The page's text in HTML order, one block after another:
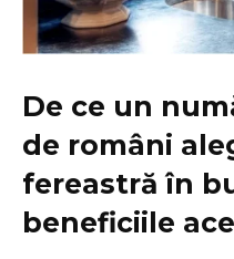
De ce un
de români
fereastră în
beneficiile